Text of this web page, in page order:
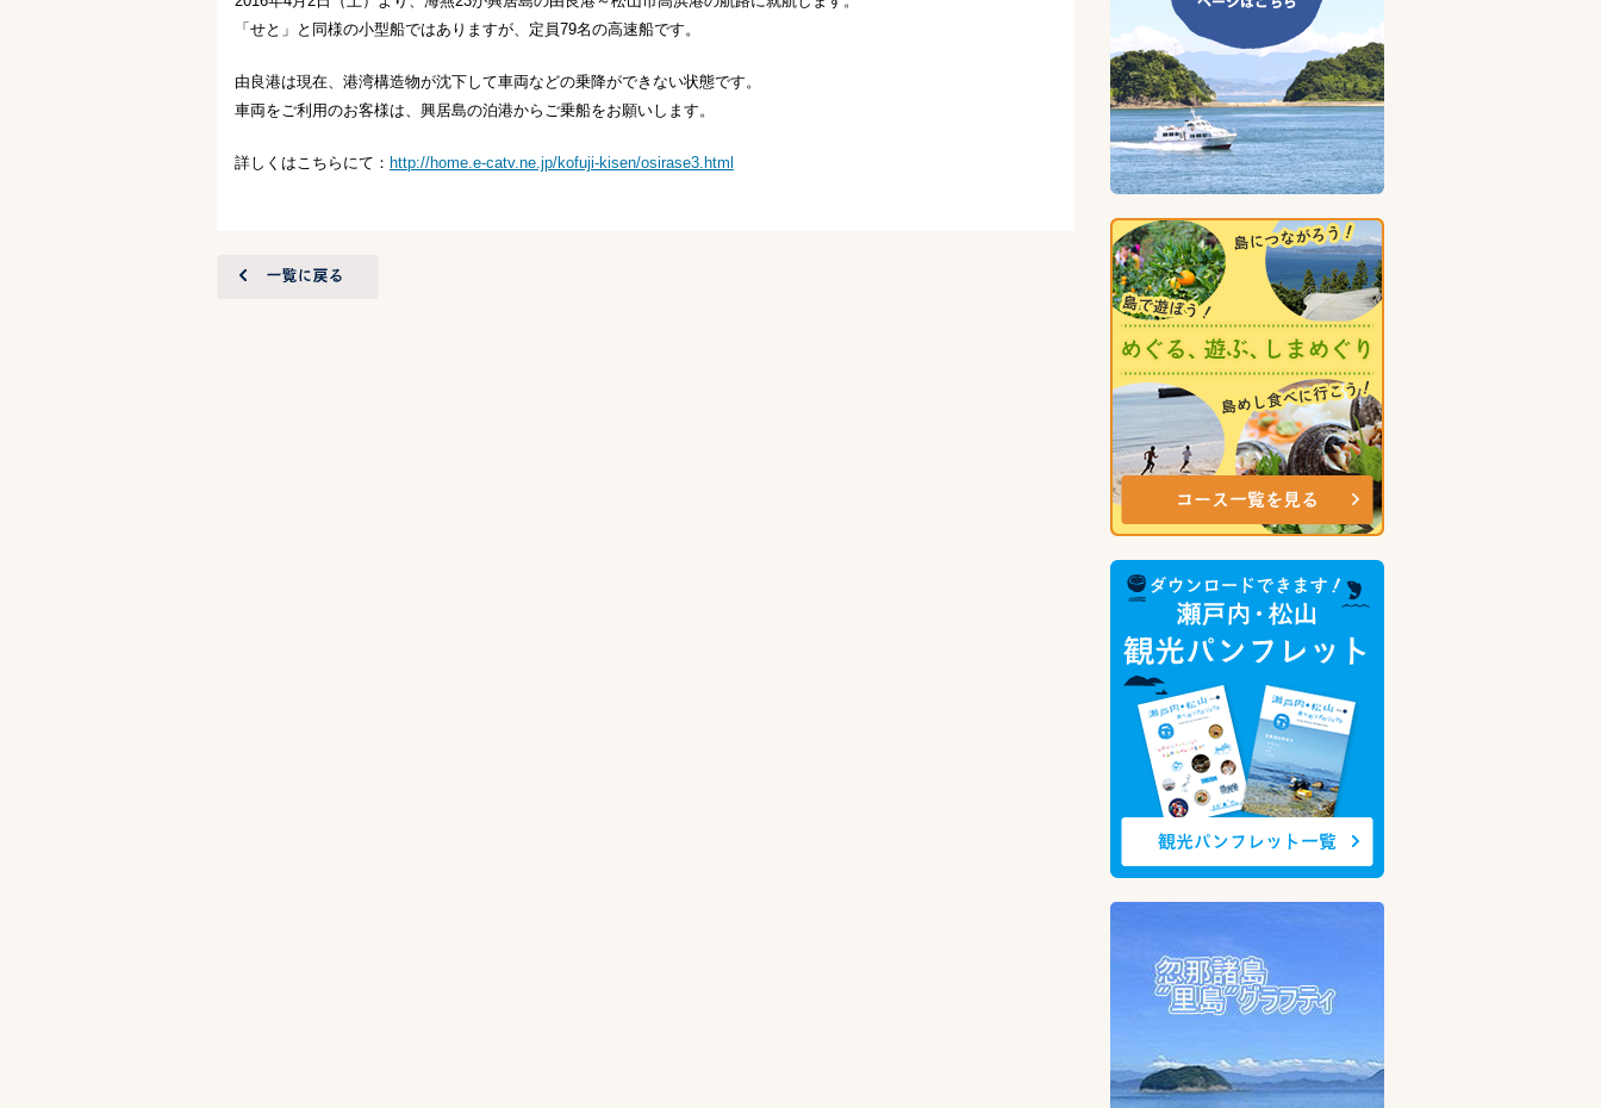
「せと」と同様の小型船ではありますが、定員79名の高速船です。
由良港は現在、港湾構造物が沈下して車両などの乗降ができない状態です。
車両をご利用のお客様は、興居島の泊港からご乗船をお願いします。
詳しくはこちらにて： http://home.e-catv.ne.jp/kofuji-kisen/osirase3.html